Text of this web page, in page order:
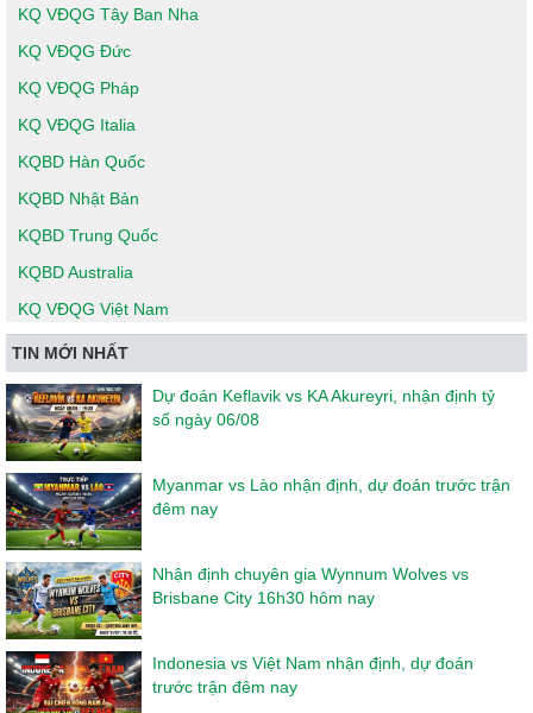
KQ VĐQG Tây Ban Nha
KQ VĐQG Đức
KQ VĐQG Pháp
KQ VĐQG Italia
KQBD Hàn Quốc
KQBD Nhật Bản
KQBD Trung Quốc
KQBD Australia
KQ VĐQG Việt Nam
TIN MỚI NHẤT
Dự đoán Keflavik vs KA Akureyri, nhận định tỷ
số ngày 06/08
Myanmar vs Lào nhận định, dự đoán trước trận
đêm nay
Nhận định chuyên gia Wynnum Wolves vs
Brisbane City 16h30 hôm nay
Indonesia vs Việt Nam nhận định, dự đoán
trước trận đêm nay